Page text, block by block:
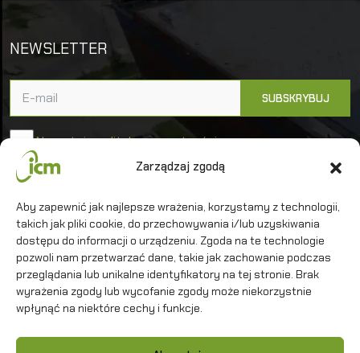
Zarządzaj zgodą
Aby zapewnić jak najlepsze wrażenia, korzystamy z technologii,
takich jak pliki cookie, do przechowywania i/lub uzyskiwania
dostępu do informacji o urządzeniu. Zgoda na te technologie
pozwoli nam przetwarzać dane, takie jak zachowanie podczas
przeglądania lub unikalne identyfikatory na tej stronie. Brak
wyrażenia zgody lub wycofanie zgody może niekorzystnie
wpłynąć na niektóre cechy i funkcje.
NEWSLETTER
Akceptuję politykę prywatności
Uniwersytet Warszawski
Interdyscyplinarne Centrum Modelowania
Matematycznego i Komputerowego
Kontakt